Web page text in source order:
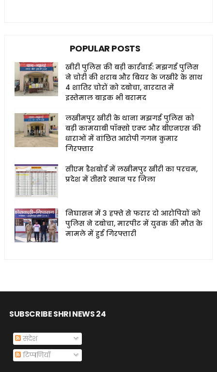
POPULAR POSTS
खीरी पुलिस की बड़ी कार्रवाई: मझगई पुलिस
ने चोरी की शराब और बियर के जखीरे के साथ
4 शातिर चोरों को दबोचा, वारदात में
इस्तेमाल बाइक भी बरामद
लखीमपुर खीरी के थाना मझगई पुलिस को
बड़ी कामयाबी पॉक्सो एक्ट और बीएनएस की
धाराओं में वांछित आरोपी गगन कुमार
गिरफ्तार
सीएम डैशबोर्ड में लखीमपुर खीरी का परचम,
प्रदेश में तीसरे स्थान पर जिला
निघासन में 3 हफ्ते से फरार दो आरोपियों को
पुलिस ने दबोचा, मारपीट में युवक की मौत के
मामले में हुई गिरफ्तारी
SUBSCRIBE SHRI NEWS 24
संदेश
टिप्पणियाँ